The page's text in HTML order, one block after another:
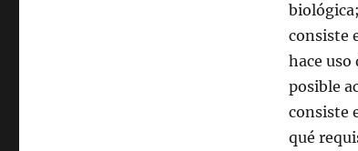
consiste
hace uso
posible
consiste
qué